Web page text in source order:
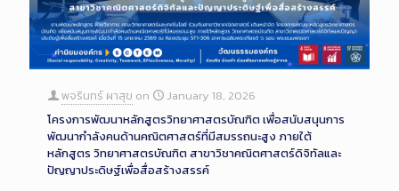
พจรินทร์ ผาสุข on
January 18, 2026
โครงการพัฒนาหลักสูตรวิทยาศาสตรบัณฑิต เพื่อสนับสนุนการ
พัฒนากำลังคนด้านคณิตศาสตร์ที่มีสมรรถนะสูง ภายใต้
หลักสูตร วิทยาศาสตรบัณฑิต สาขาวิชาคณิตศาสตร์ดิจิทัลและ
ปัญญาประดิษฐ์เพื่อสื่อสร้างสรรค์